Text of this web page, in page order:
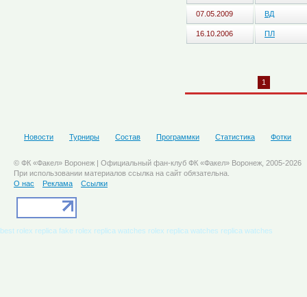
07.05.2009 ВД
16.10.2006 ПЛ
1
Новости Турниры Состав Программки Статистика Фотки
© ФК «Факел» Воронеж | Официальный фан-клуб ФК «Факел» Воронеж, 2005-2026
При использовании материалов ссылка на сайт обязательна.
О нас
Реклама Ссылки
best rolex replica fake rolex replica watches rolex replica watches replica watches